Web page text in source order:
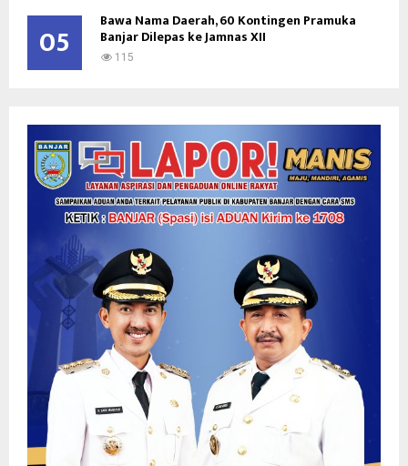
05 Bawa Nama Daerah, 60 Kontingen Pramuka
Banjar Dilepas ke Jamnas XII
115